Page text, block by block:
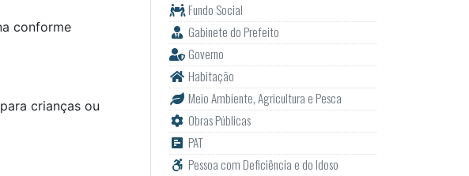
conforme
crianças ou
Fundo Social
Gabinete do Prefeito
Governo
Habitação
Meio Ambiente, Agricultura e Pesca
Obras Públicas
PAT
Pessoa com Deficiência e do Idoso